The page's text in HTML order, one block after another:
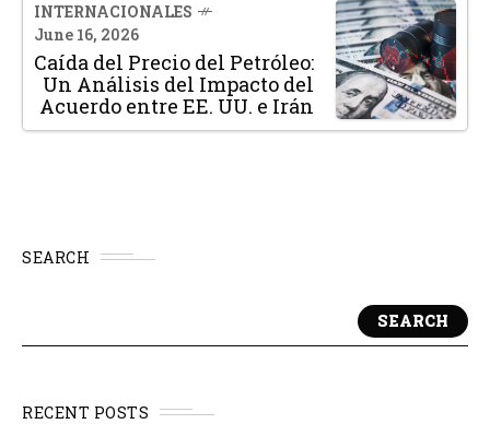
INTERNACIONALES
June 16, 2026
Caída del Precio del Petróleo:
Un Análisis del Impacto del
Acuerdo entre EE. UU. e Irán
SEARCH
SEARCH
RECENT POSTS